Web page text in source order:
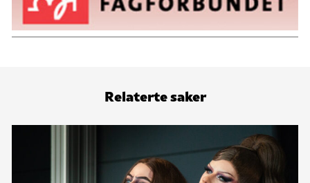
Relaterte saker